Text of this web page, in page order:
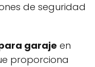
de seguridad
garaje en
proporciona